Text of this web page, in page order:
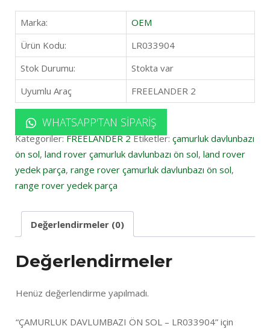
Marka:
OEM
Ürün Kodu:
LR033904
Stok Durumu:
Stokta var
Uyumlu Araç
FREELANDER 2
WHATSAPP'TAN SIPARIŞ
Kategoriler:FREELANDER 2 Etiketler: çamurluk davlunbazı
ön sol, land rover çamurluk davlunbazı ön sol, land rover
yedek parça, range rover çamurluk davlunbazı ön sol,
range rover yedek parça
Değerlendirmeler (0)
Değerlendirmeler
Henüz değerlendirme yapılmadı.
“ÇAMURLUK DAVLUMBAZI ÖN SOL – LR033904” için